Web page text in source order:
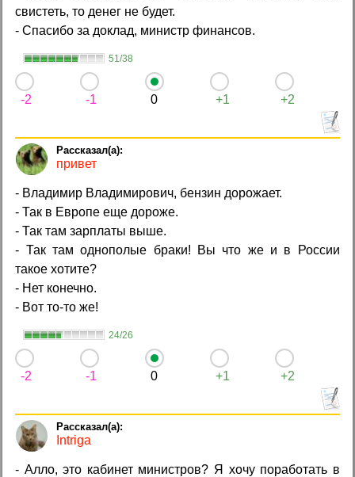
свистеть, то денег не будет.
- Спасибо за доклад, министр финансов.
51/38
-2 -1 0 +1 +2
привет
- Владимир Владимирович, бензин дорожает.
- Так в Европе еще дороже.
- Так там зарплаты выше.
- Так там однополые браки! Вы что же и в России
такое хотите?
- Нет конечно.
- Вот то-то же!
24/26
-2 -1 0 +1 +2
Intriga
- Алло, это кабинет министров? Я хочу поработать в